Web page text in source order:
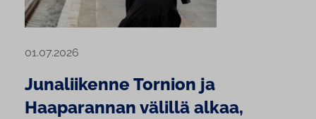
01.07.2026
Junaliikenne Tornion ja
Haaparannan välillä alkaa,